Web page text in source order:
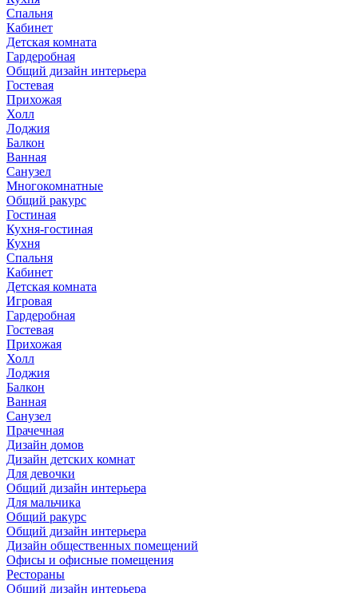
Спальня
Кабинет
Детская комната
Гардеробная
Общий дизайн интерьера
Гостевая
Прихожая
Холл
Лоджия
Балкон
Ванная
Санузел
Многокомнатные
Общий ракурс
Гостиная
Кухня-гостиная
Кухня
Спальня
Кабинет
Детская комната
Игровая
Гардеробная
Гостевая
Прихожая
Холл
Лоджия
Балкон
Ванная
Санузел
Прачечная
Дизайн домов
Дизайн детских комнат
Для девочки
Общий дизайн интерьера
Для мальчика
Общий ракурс
Общий дизайн интерьера
Дизайн общественных помещений
Офисы и офисные помещения
Рестораны
Общий дизайн интерьера